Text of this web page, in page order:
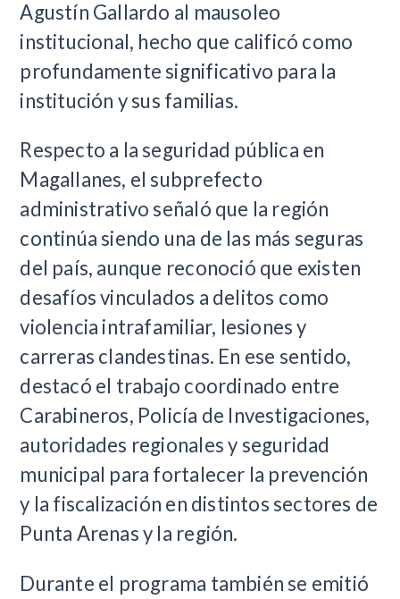
Agustín Gallardo al mausoleo
institucional, hecho que calificó como
profundamente significativo para la
institución y sus familias.
Respecto a la seguridad pública en
Magallanes, el subprefecto
administrativo señaló que la región
continúa siendo una de las más seguras
del país, aunque reconoció que existen
desafíos vinculados a delitos como
violencia intrafamiliar, lesiones y
carreras clandestinas. En ese sentido,
destacó el trabajo coordinado entre
Carabineros, Policía de Investigaciones,
autoridades regionales y seguridad
municipal para fortalecer la prevención
y la fiscalización en distintos sectores de
Punta Arenas y la región.
Durante el programa también se emitió